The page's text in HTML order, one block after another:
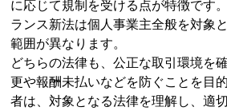
に応じて規制を受ける点が特徴です
ランス新法は個人事業主全般を対象
範囲が異なります。
どちらの法律も、公正な取引環境を
更や報酬未払いなどを防ぐことを目
者は、対象となる法律を理解し、適